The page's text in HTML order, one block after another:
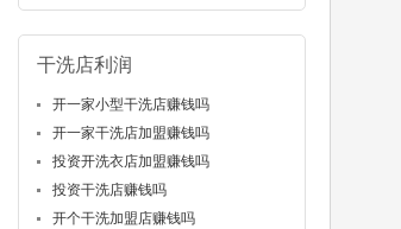
干洗店利润
开一家小型干洗店赚钱吗
开一家干洗店加盟赚钱吗
投资开洗衣店加盟赚钱吗
投资干洗店赚钱吗
开个干洗加盟店赚钱吗